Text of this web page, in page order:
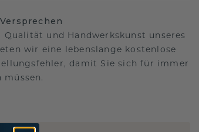
und Handwerkskunst unseres
wir eine lebenslange kostenlose
damit Sie sich für immer
müssen.